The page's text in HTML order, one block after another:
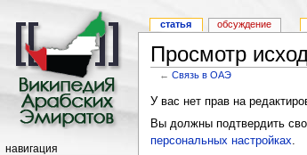
Просмотр
←Связь в ОАЭ
У вас нет прав на
Вы должны подтвердить
персональных настройках.
статья обсуждение
навигация